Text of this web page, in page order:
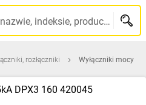
Szukaj po nazwie, indeksie, producencie, kodzie kreskowym...
rozłączniki Wyłączniki mocy
DPX3 160 420045